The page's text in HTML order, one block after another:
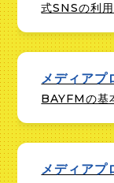
式SNSの利
メディアプ
BAYFMの基
メディアプ